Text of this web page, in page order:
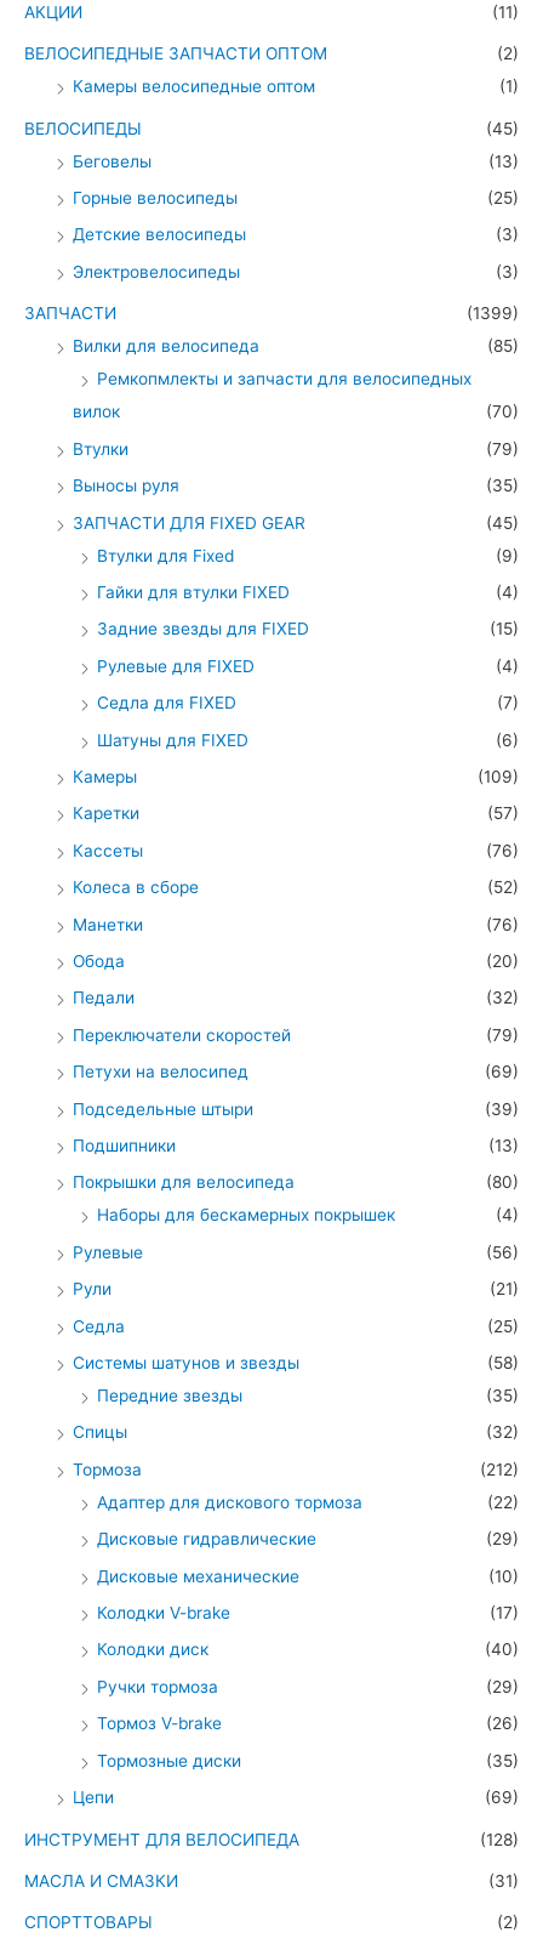
АКЦИИ (11)
ВЕЛОСИПЕДНЫЕ ЗАПЧАСТИ ОПТОМ
(2)
Камеры велосипедные оптом
(1)
ВЕЛОСИПЕДЫ
(45)
Беговелы
(13)
Горные велосипеды
(25)
Детские велосипеды
(3)
Электровелосипеды
(3)
ЗАПЧАСТИ
(1399)
Вилки для велосипеда
(85)
Ремкопмлекты и запчасти для велосипедных
вилок
(70)
Втулки
(79)
Выносы руля
(35)
ЗАПЧАСТИ ДЛЯ FIXED GEAR
(45)
Втулки для Fixed
(9)
Гайки для втулки FIXED
(4)
Задние звезды для FIXED
(15)
Рулевые для FIXED
(4)
Седла для FIXED
(7)
Шатуны для FIXED
(6)
Камеры
(109)
Каретки
(57)
Кассеты
(76)
Колеса в сборе
(52)
Манетки
(76)
Обода
(20)
Педали
(32)
Переключатели скоростей
(79)
Петухи на велосипед
(69)
Подседельные штыри
(39)
Подшипники
(13)
Покрышки для велосипеда
(80)
Наборы для бескамерных покрышек
(4)
Рулевые
(56)
Рули
(21)
Седла
(25)
Системы шатунов и звезды
(58)
Передние звезды
(35)
Спицы
(32)
Тормоза
(212)
Адаптер для дискового тормоза
(22)
Дисковые гидравлические
(29)
Дисковые механические
(10)
Колодки V-brake
(17)
Колодки диск
(40)
Ручки тормоза
(29)
Тормоз V-brake
(26)
Тормозные диски
(35)
Цепи
(69)
ИНСТРУМЕНТ ДЛЯ ВЕЛОСИПЕДА (128)
МАСЛА И СМАЗКИ (31)
СПОРТТОВАРЫ (2)